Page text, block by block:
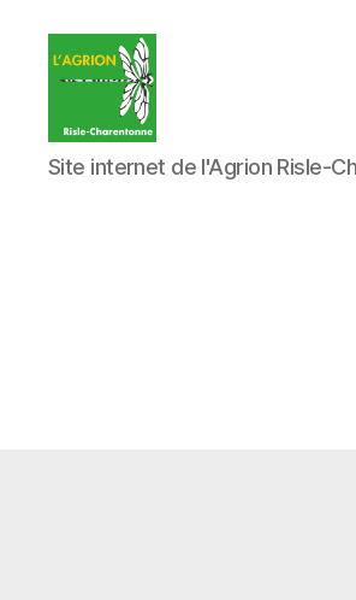
L'Agrion
Risle
Site internet de l'Agrion Risle-